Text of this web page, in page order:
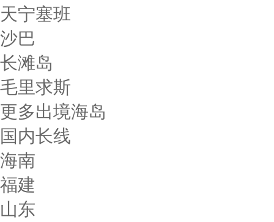
天宁塞班
沙巴
长滩岛
毛里求斯
更多出境海岛
国内长线
海南
福建
山东